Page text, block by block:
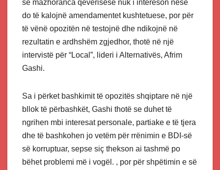
se mazhoranca qeverisëse nuk i intereson nëse
do të kalojnë amendamentet kushtetuese, por për
të vënë opozitën në testojnë dhe ndikojnë në
rezultatin e ardhshëm zgjedhor, thotë në një
intervistë për “Local”, lideri i Alternativës, Afrim
Gashi.
Sa i përket bashkimit të opozitës shqiptare në një
bllok të përbashkët, Gashi thotë se duhet të
ngrihen mbi interesat personale, partiake e të tjera
dhe të bashkohen jo vetëm për rrënimin e BDI-së
së korruptuar, sepse siç thekson ai tashmë po
bëhet problemi më i vogël. , por për shpëtimin e së